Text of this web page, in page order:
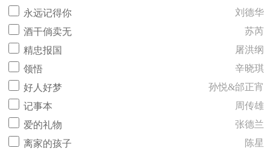
永远记得你
刘德华
酒干倘卖无
苏芮
精忠报国
屠洪纲
领悟
辛晓琪
好人好梦
孙悦&邰正宵
记事本
周传雄
爱的礼物
张德兰
离家的孩子
陈星